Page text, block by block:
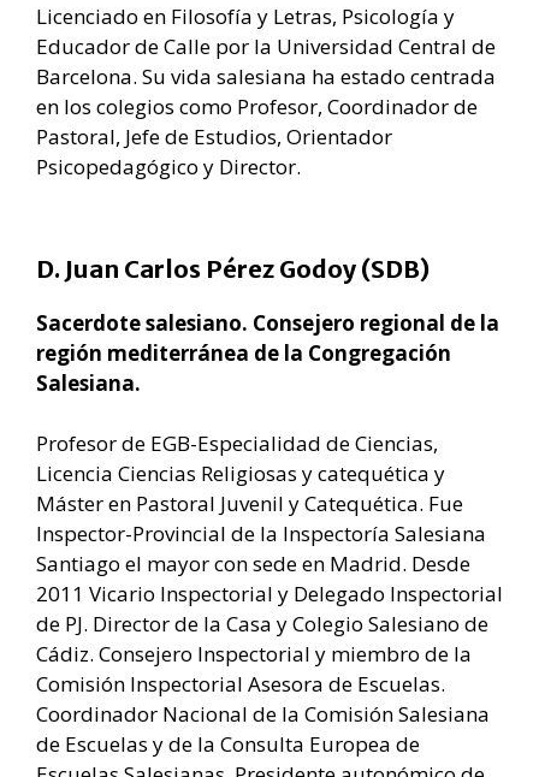
Licenciado en Filosofía y Letras, Psicología y
Educador de Calle por la Universidad Central de
Barcelona. Su vida salesiana ha estado centrada
en los colegios como Profesor, Coordinador de
Pastoral, Jefe de Estudios, Orientador
Psicopedagógico y Director.
D. Juan Carlos Pérez Godoy (SDB)
Sacerdote salesiano. Consejero regional de la
región mediterránea de la Congregación
Salesiana.
Profesor de EGB-Especialidad de Ciencias,
Licencia Ciencias Religiosas y catequética y
Máster en Pastoral Juvenil y Catequética. Fue
Inspector-Provincial de la Inspectoría Salesiana
Santiago el mayor con sede en Madrid. Desde
2011 Vicario Inspectorial y Delegado Inspectorial
de PJ. Director de la Casa y Colegio Salesiano de
Cádiz. Consejero Inspectorial y miembro de la
Comisión Inspectorial Asesora de Escuelas.
Coordinador Nacional de la Comisión Salesiana
de Escuelas y de la Consulta Europea de